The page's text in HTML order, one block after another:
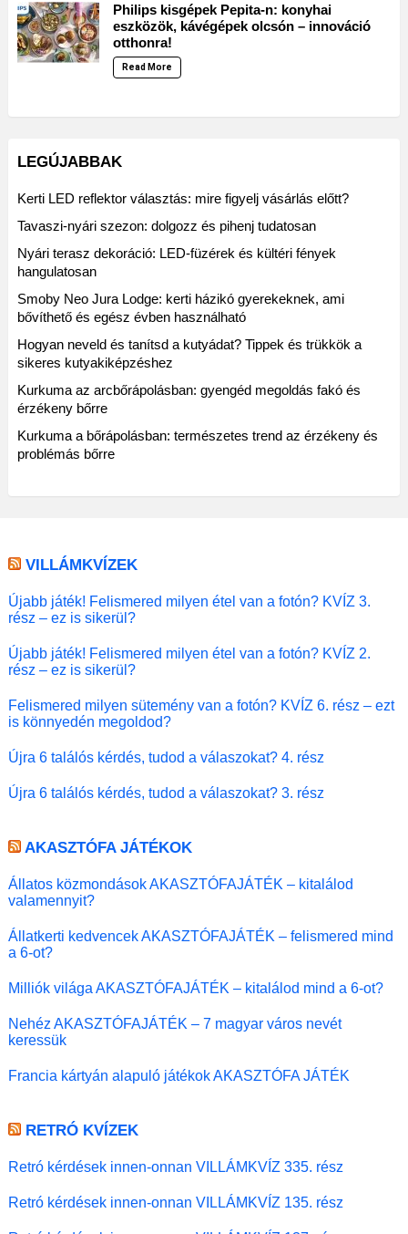
Philips kisgépek Pepita-n: konyhai
eszközök, kávégépek olcsón – innováció
otthonra!
Read More
LEGÚJABBAK
Kerti LED reflektor választás: mire figyelj vásárlás előtt?
Tavaszi-nyári szezon: dolgozz és pihenj tudatosan
Nyári terasz dekoráció: LED-füzérek és kültéri fények
hangulatosan
Smoby Neo Jura Lodge: kerti házikó gyerekeknek, ami
bővíthető és egész évben használható
Hogyan neveld és tanítsd a kutyádat? Tippek és trükkök a
sikeres kutyakiképzéshez
Kurkuma az arcbőrápolásban: gyengéd megoldás fakó és
érzékeny bőrre
Kurkuma a bőrápolásban: természetes trend az érzékeny és
problémás bőrre
VILLÁMKVÍZEK
Újabb játék! Felismered milyen étel van a fotón? KVÍZ 3.
rész – ez is sikerül?
Újabb játék! Felismered milyen étel van a fotón? KVÍZ 2.
rész – ez is sikerül?
Felismered milyen sütemény van a fotón? KVÍZ 6. rész – ezt
is könnyedén megoldod?
Újra 6 találós kérdés, tudod a válaszokat? 4. rész
Újra 6 találós kérdés, tudod a válaszokat? 3. rész
AKASZTÓFA JÁTÉKOK
Állatos közmondások AKASZTÓFAJÁTÉK – kitalálod
valamennyit?
Állatkerti kedvencek AKASZTÓFAJÁTÉK – felismered mind
a 6-ot?
Milliók világa AKASZTÓFAJÁTÉK – kitalálod mind a 6-ot?
Nehéz AKASZTÓFAJÁTÉK – 7 magyar város nevét
keressük
Francia kártyán alapuló játékok AKASZTÓFA JÁTÉK
RETRÓ KVÍZEK
Retró kérdések innen-onnan VILLÁMKVÍZ 335. rész
Retró kérdések innen-onnan VILLÁMKVÍZ 135. rész